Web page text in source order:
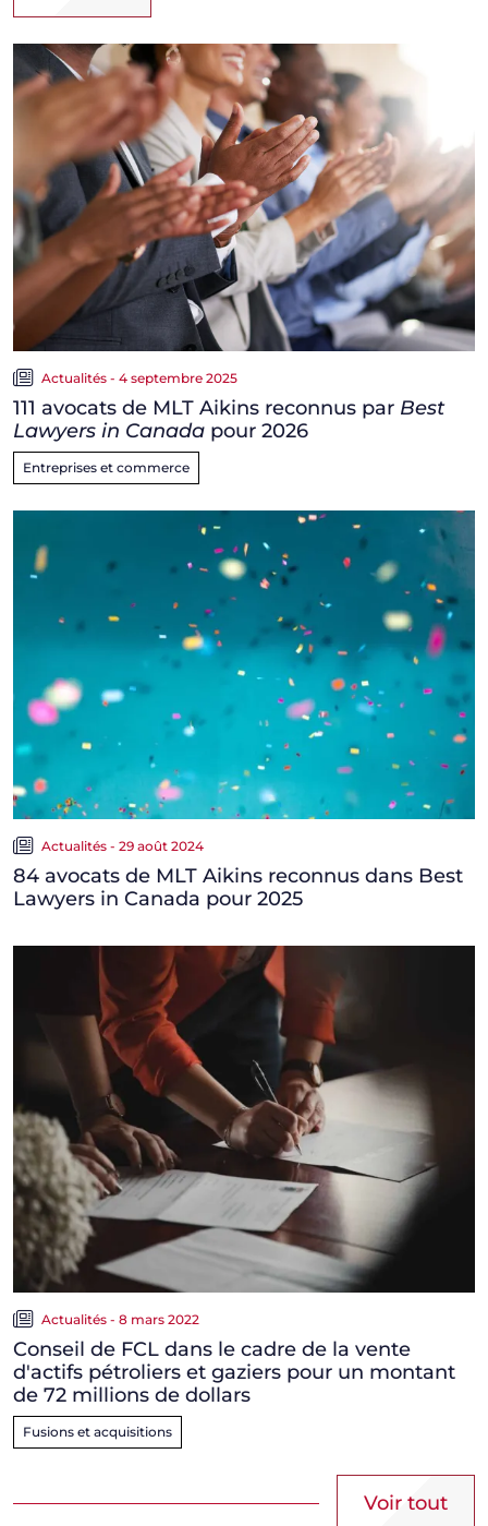
Actualités - 4 septembre 2025
111 avocats de MLT Aikins reconnus par Best
Lawyers in Canada pour 2026
Entreprises et commerce
Actualités - 29 août 2024
84 avocats de MLT Aikins reconnus dans Best
Lawyers in Canada pour 2025
Actualités - 8 mars 2022
Conseil de FCL dans le cadre de la vente
d'actifs pétroliers et gaziers pour un montant
de 72 millions de dollars
Fusions et acquisitions
Voir tout